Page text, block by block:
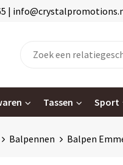
|
Tassen Sport
Balpennen Balpen